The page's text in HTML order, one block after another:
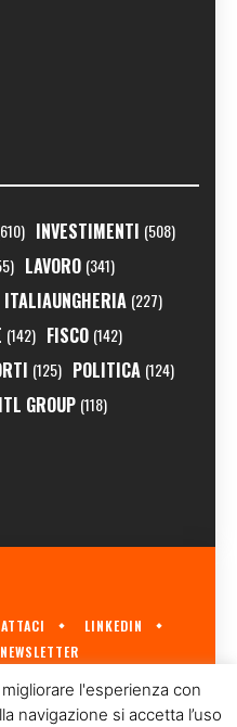
INVESTIMENTI (508)
LAVORO (341)
ITALIAUNGHERIA (227)
(142) FISCO (142)
(125) POLITICA (124)
ITL GROUP (118)
LINKEDIN
NEWSLETTER
SULL'ECONOMIA UNGHERESE
© 2023 l'esperienza con
navigazione si accetta l’uso